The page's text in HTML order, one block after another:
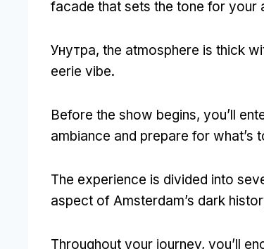
facade that sets the tone for your
Унутра, the atmosphere is thick
eerie vibe.
Before the show begins, you’ll
ambiance and prepare for what’s
The experience is divided into
aspect of Amsterdam’s dark
Throughout your journey, you’ll